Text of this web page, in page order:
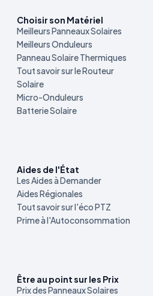
Choisir son Matériel
Meilleurs Panneaux Solaires
Meilleurs Onduleurs
Panneau Solaire Thermiques
Tout savoir sur le Routeur
Solaire
Micro-Onduleurs
Batterie Solaire
Aides de l'État
Les Aides à Demander
Aides Régionales
Tout savoir sur l'éco PTZ
Prime à l'Autoconsommation
Être au point sur les Prix
Prix des Panneaux Solaires